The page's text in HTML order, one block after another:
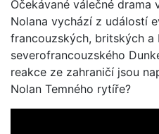
Očekávané válečné drama
Nolana vychází z událostí
francouzských, britských
severofrancouzského
reakce ze zahraničí jsou
Nolan Temného rytíře?